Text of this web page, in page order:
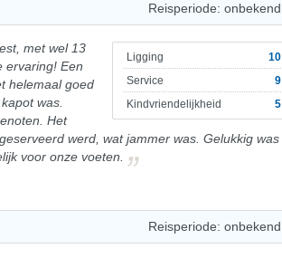
Reisperiode: onbekend
Ligging
10
Service
9
Kindvriendelijkheid
5
met wel 13
ervaring! Een
helemaal goed
was.
Het
werd, wat jammer was. Gelukkig was
voor onze voeten.
Reisperiode: onbekend